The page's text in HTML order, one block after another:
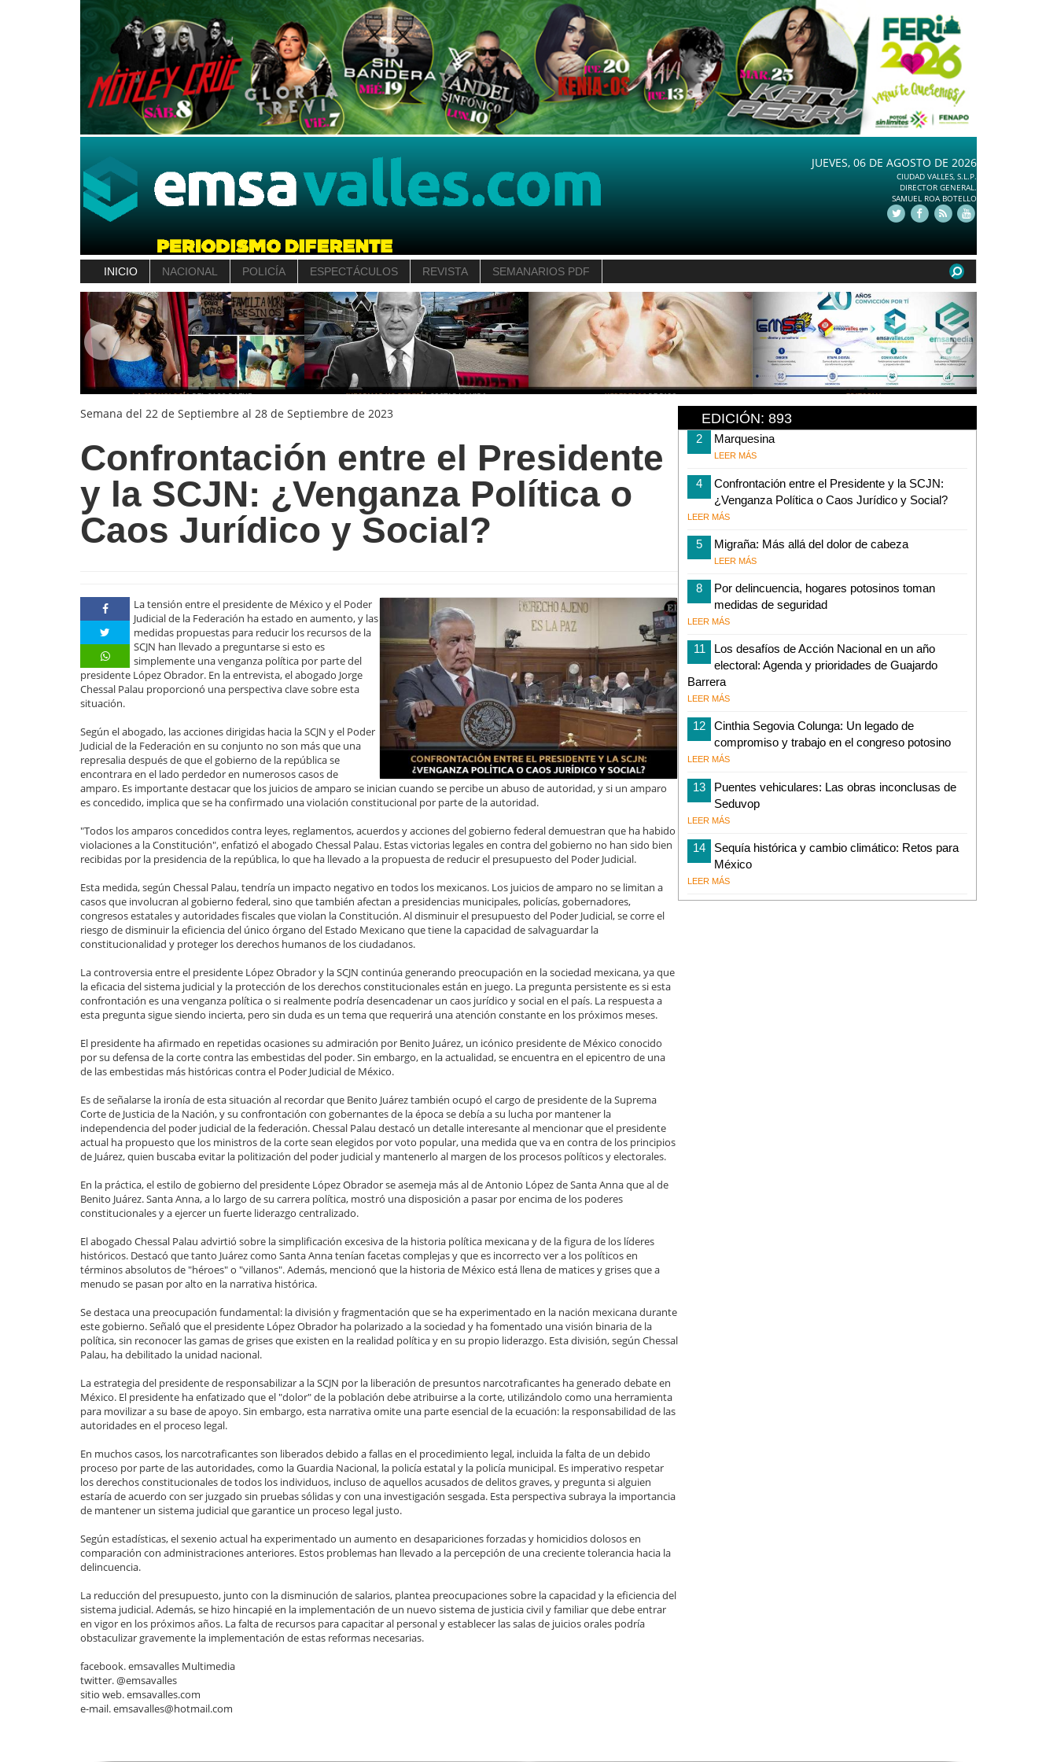
JUEVES, 06 DE AGOSTO DE 2026
CIUDAD VALLES, S.L.P.
DIRECTOR GENERAL.
SAMUEL ROA BOTELLO
INICIO NACIONAL POLICÍA ESPECTÁCULOS REVISTA SEMANARIOS PDF
Semana del 22 de Septiembre al 28 de Septiembre de 2023
Confrontación entre el Presidente
y la SCJN: ¿Venganza Política o
Caos Jurídico y Social?
La tensión entre el presidente de México y el Poder
Judicial de la Federación ha estado en aumento, y las
medidas propuestas para reducir los recursos de la
SCJN han llevado a preguntarse si esto es
simplemente una venganza política por parte del
presidente López Obrador. En la entrevista, el abogado Jorge
Chessal Palau proporcionó una perspectiva clave sobre esta
situación.
Según el abogado, las acciones dirigidas hacia la SCJN y el Poder
Judicial de la Federación en su conjunto no son más que una
represalia después de que el gobierno de la república se
encontrara en el lado perdedor en numerosos casos de
amparo. Es importante destacar que los juicios de amparo se inician cuando se percibe un abuso de autoridad, y si un amparo
es concedido, implica que se ha confirmado una violación constitucional por parte de la autoridad.
"Todos los amparos concedidos contra leyes, reglamentos, acuerdos y acciones del gobierno federal demuestran que ha habido
violaciones a la Constitución", enfatizó el abogado Chessal Palau. Estas victorias legales en contra del gobierno no han sido bien
recibidas por la presidencia de la república, lo que ha llevado a la propuesta de reducir el presupuesto del Poder Judicial.
Esta medida, según Chessal Palau, tendría un impacto negativo en todos los mexicanos. Los juicios de amparo no se limitan a
casos que involucran al gobierno federal, sino que también afectan a presidencias municipales, policías, gobernadores,
congresos estatales y autoridades fiscales que violan la Constitución. Al disminuir el presupuesto del Poder Judicial, se corre el
riesgo de disminuir la eficiencia del único órgano del Estado Mexicano que tiene la capacidad de salvaguardar la
constitucionalidad y proteger los derechos humanos de los ciudadanos.
La controversia entre el presidente López Obrador y la SCJN continúa generando preocupación en la sociedad mexicana, ya que
la eficacia del sistema judicial y la protección de los derechos constitucionales están en juego. La pregunta persistente es si esta
confrontación es una venganza política o si realmente podría desencadenar un caos jurídico y social en el país. La respuesta a
esta pregunta sigue siendo incierta, pero sin duda es un tema que requerirá una atención constante en los próximos meses.
El presidente ha afirmado en repetidas ocasiones su admiración por Benito Juárez, un icónico presidente de México conocido
por su defensa de la corte contra las embestidas del poder. Sin embargo, en la actualidad, se encuentra en el epicentro de una
de las embestidas más históricas contra el Poder Judicial de México.
Es de señalarse la ironía de esta situación al recordar que Benito Juárez también ocupó el cargo de presidente de la Suprema
Corte de Justicia de la Nación, y su confrontación con gobernantes de la época se debía a su lucha por mantener la
independencia del poder judicial de la federación. Chessal Palau destacó un detalle interesante al mencionar que el presidente
actual ha propuesto que los ministros de la corte sean elegidos por voto popular, una medida que va en contra de los principios
de Juárez, quien buscaba evitar la politización del poder judicial y mantenerlo al margen de los procesos políticos y electorales.
En la práctica, el estilo de gobierno del presidente López Obrador se asemeja más al de Antonio López de Santa Anna que al de
Benito Juárez. Santa Anna, a lo largo de su carrera política, mostró una disposición a pasar por encima de los poderes
constitucionales y a ejercer un fuerte liderazgo centralizado.
El abogado Chessal Palau advirtió sobre la simplificación excesiva de la historia política mexicana y de la figura de los líderes
históricos. Destacó que tanto Juárez como Santa Anna tenían facetas complejas y que es incorrecto ver a los políticos en
términos absolutos de "héroes" o "villanos". Además, mencionó que la historia de México está llena de matices y grises que a
menudo se pasan por alto en la narrativa histórica.
Se destaca una preocupación fundamental: la división y fragmentación que se ha experimentado en la nación mexicana durante
este gobierno. Señaló que el presidente López Obrador ha polarizado a la sociedad y ha fomentado una visión binaria de la
política, sin reconocer las gamas de grises que existen en la realidad política y en su propio liderazgo. Esta división, según Chessal
Palau, ha debilitado la unidad nacional.
La estrategia del presidente de responsabilizar a la SCJN por la liberación de presuntos narcotraficantes ha generado debate en
México. El presidente ha enfatizado que el "dolor" de la población debe atribuirse a la corte, utilizándolo como una herramienta
para movilizar a su base de apoyo. Sin embargo, esta narrativa omite una parte esencial de la ecuación: la responsabilidad de las
autoridades en el proceso legal.
En muchos casos, los narcotraficantes son liberados debido a fallas en el procedimiento legal, incluida la falta de un debido
proceso por parte de las autoridades, como la Guardia Nacional, la policía estatal y la policía municipal. Es imperativo respetar
los derechos constitucionales de todos los individuos, incluso de aquellos acusados de delitos graves, y pregunta si alguien
estaría de acuerdo con ser juzgado sin pruebas sólidas y con una investigación sesgada. Esta perspectiva subraya la importancia
de mantener un sistema judicial que garantice un proceso legal justo.
Según estadísticas, el sexenio actual ha experimentado un aumento en desapariciones forzadas y homicidios dolosos en
comparación con administraciones anteriores. Estos problemas han llevado a la percepción de una creciente tolerancia hacia la
delincuencia.
La reducción del presupuesto, junto con la disminución de salarios, plantea preocupaciones sobre la capacidad y la eficiencia del
sistema judicial. Además, se hizo hincapié en la implementación de un nuevo sistema de justicia civil y familiar que debe entrar
en vigor en los próximos años. La falta de recursos para capacitar al personal y establecer las salas de juicios orales podría
obstaculizar gravemente la implementación de estas reformas necesarias.
facebook. emsavalles Multimedia
twitter. @emsavalles
sitio web. emsavalles.com
e-mail. emsavalles@hotmail.com
EDICIÓN: 893
2 Marquesina
LEER MÁS
4
Confrontación entre el Presidente y la SCJN:
¿Venganza Política o Caos Jurídico y Social?
LEER MÁS
5 Migraña: Más allá del dolor de cabeza
LEER MÁS
8
Por delincuencia, hogares potosinos toman
medidas de seguridad
LEER MÁS
11
Los desafíos de Acción Nacional en un año
electoral: Agenda y prioridades de Guajardo
Barrera
LEER MÁS
12
Cinthia Segovia Colunga: Un legado de
compromiso y trabajo en el congreso potosino
LEER MÁS
13
Puentes vehiculares: Las obras inconclusas de
Seduvop
LEER MÁS
14
Sequía histórica y cambio climático: Retos para
México
LEER MÁS